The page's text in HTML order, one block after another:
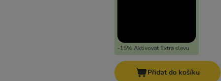
-15% Aktivovat Extra slevu
Přidat do košíku